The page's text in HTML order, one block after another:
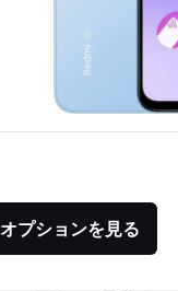
オプションを見る